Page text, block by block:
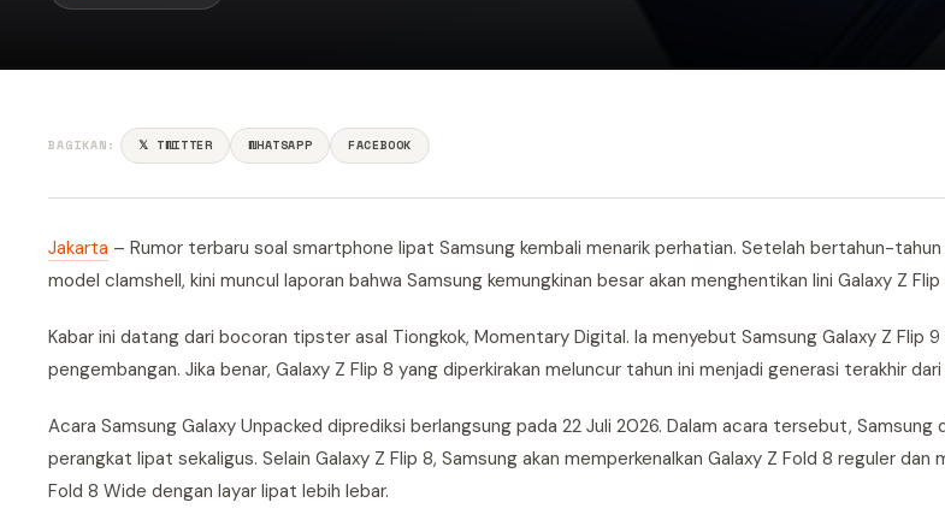
BAGIKAN: 𝕏 TWITTER WHATSAPP FACEBOOK
Jakarta – Rumor terbaru soal smartphone lipat Samsung kembali menarik perhatian. Setelah bertahun-
model clamshell, kini muncul laporan bahwa Samsung kemungkinan besar akan menghentikan lini Galaxy Z
Kabar ini datang dari bocoran tipster asal Tiongkok, Momentary Digital. Ia menyebut Samsung Galaxy Z Flip
pengembangan. Jika benar, Galaxy Z Flip 8 yang diperkirakan meluncur tahun ini menjadi generasi terakhir dari
Acara Samsung Galaxy Unpacked diprediksi berlangsung pada 22 Juli 2026. Dalam acara tersebut,
perangkat lipat sekaligus. Selain Galaxy Z Flip 8, Samsung akan memperkenalkan Galaxy Z Fold 8 reguler dan
Fold 8 Wide dengan layar lipat lebih lebar.